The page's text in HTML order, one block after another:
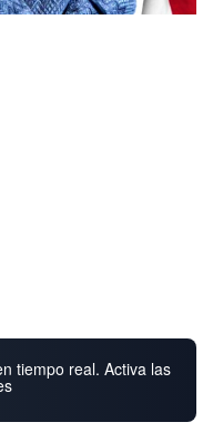
tiempo real. Activa las